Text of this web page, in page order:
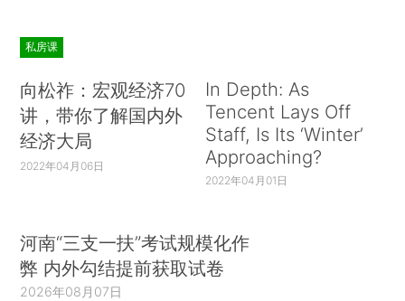
私房课
向松祚：宏观经济70
讲，带你了解国内外
经济大局
2022年04月06日
In Depth: As
Tencent Lays Off
Staff, Is Its ‘Winter’
Approaching?
2022年04月01日
河南“三支一扶”考试规模化作
弊 内外勾结提前获取试卷
2026年08月07日